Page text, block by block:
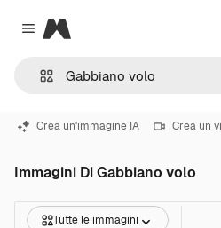
Close menu
Magnific
Crea un'immagine IA Crea un
Immagini Di Gabbiano volo
Tutte le immagini